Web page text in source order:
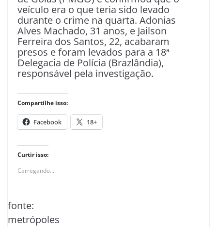
veículo era o que teria sido levado
durante o crime na quarta. Adonias
Alves Machado, 31 anos, e Jailson
Ferreira dos Santos, 22, acabaram
presos e foram levados para a 18ª
Delegacia de Polícia (Brazlândia),
responsável pela investigação.
Compartilhe isso:
Facebook 18+
Curtir isso:
Carregando...
fonte:
metrópoles